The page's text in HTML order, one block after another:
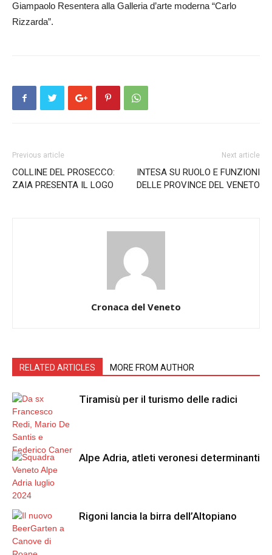
Giampaolo Resentera alla Galleria d’arte moderna “Carlo
Rizzarda”.
Previous article
COLLINE DEL PROSECCO:
ZAIA PRESENTA IL LOGO
Next article
INTESA SU RUOLO E FUNZIONI
DELLE PROVINCE DEL VENETO
Cronaca del Veneto
RELATED ARTICLES MORE FROM AUTHOR
Tiramisù per il turismo delle radici
Alpe Adria, atleti veronesi determinanti
Rigoni lancia la birra dell’Altopiano